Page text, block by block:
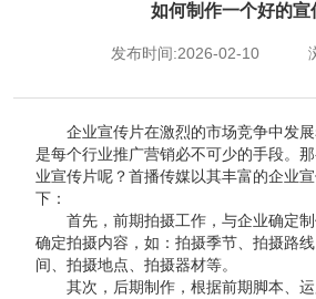
如何制作一个好的宣
发布时间:2026-02-10
企业宣传片在激烈的市场竞争中发
是每个行业推广营销必不可少的手段。
业宣传片呢？首播传媒以其丰富的企业
下：
首先，前期拍摄工作，与企业确定
确定拍摄内容，如：拍摄季节、拍摄路
间、拍摄地点、拍摄器材等。
其次，后期制作，根据前期脚本、